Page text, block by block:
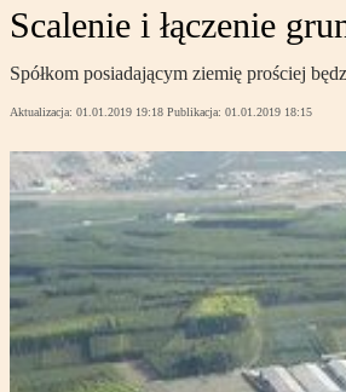
Scalenie i łączenie
Spółkom posiadającym ziemię prościej
Aktualizacja: 01.01.2019 19:18 Publikacja: 01.01.2019 18:15